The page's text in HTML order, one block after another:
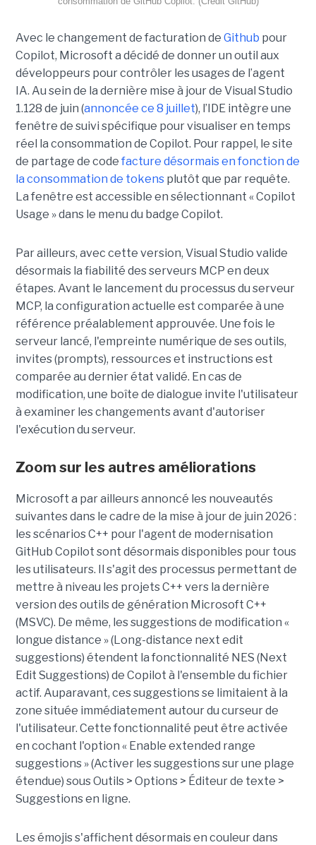
Avec le changement de facturation de Github pour
Copilot, Microsoft a décidé de donner un outil aux
développeurs pour contrôler les usages de l’agent
IA. Au sein de la dernière mise à jour de Visual Studio
1.128 de juin (annoncée ce 8 juillet), l’IDE intègre une
fenêtre de suivi spécifique pour visualiser en temps
réel la consommation de Copilot. Pour rappel, le site
de partage de code facture désormais en fonction de
la consommation de tokens plutôt que par requête.
La fenêtre est accessible en sélectionnant « Copilot
Usage » dans le menu du badge Copilot.
Par ailleurs, avec cette version, Visual Studio valide
désormais la fiabilité des serveurs MCP en deux
étapes. Avant le lancement du processus du serveur
MCP, la configuration actuelle est comparée à une
référence préalablement approuvée. Une fois le
serveur lancé, l'empreinte numérique de ses outils,
invites (prompts), ressources et instructions est
comparée au dernier état validé. En cas de
modification, une boîte de dialogue invite l'utilisateur
à examiner les changements avant d'autoriser
l'exécution du serveur.
Zoom sur les autres améliorations
Microsoft a par ailleurs annoncé les nouveautés
suivantes dans le cadre de la mise à jour de juin 2026 :
les scénarios C++ pour l'agent de modernisation
GitHub Copilot sont désormais disponibles pour tous
les utilisateurs. Il s'agit des processus permettant de
mettre à niveau les projets C++ vers la dernière
version des outils de génération Microsoft C++
(MSVC). De même, les suggestions de modification «
longue distance » (Long-distance next edit
suggestions) étendent la fonctionnalité NES (Next
Edit Suggestions) de Copilot à l'ensemble du fichier
actif. Auparavant, ces suggestions se limitaient à la
zone située immédiatement autour du curseur de
l'utilisateur. Cette fonctionnalité peut être activée
en cochant l'option « Enable extended range
suggestions » (Activer les suggestions sur une plage
étendue) sous Outils > Options > Éditeur de texte >
Suggestions en ligne.
Les émojis s'affichent désormais en couleur dans